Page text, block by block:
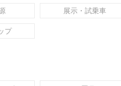
展示・試乗車
プ